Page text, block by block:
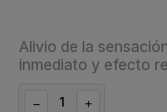
Alivio de la
inmediato y efecto